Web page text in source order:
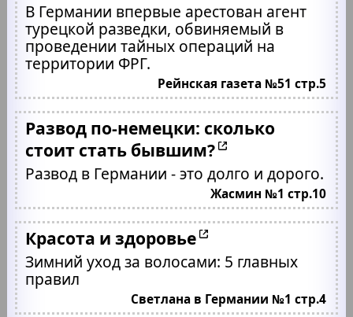
В Германии впервые арестован агент
турецкой разведки, обвиняемый в
проведении тайных операций на
территории ФРГ.
Рейнская газета №51 стр.5
Развод по-немецки: сколько
стоит стать бывшим?
Развод в Германии - это долго и дорого.
Жасмин №1 стр.10
Красота и здоровье
Зимний уход за волосами: 5 главных
правил
Светлана в Германии №1 стр.4